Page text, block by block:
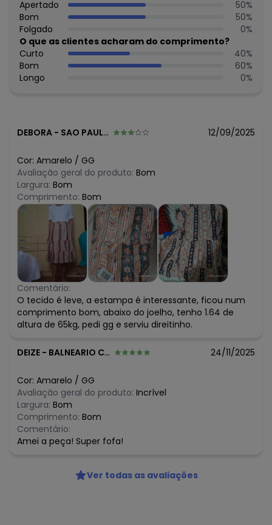
fevereiro/2026 R$ 42,99
Apertado
50%
Bom
50%
Folgado
0%
O que as clientes acharam do comprimento?
Curto
40%
Bom
60%
Longo
0%
DEBORA - SAO PAULO - SP 12/09/2025
Cor: Amarelo / GG
Avaliação geral do produto: Bom
Largura: Bom
Comprimento: Bom
Comentário:
O tecido é leve, a estampa é interessante, ficou num
comprimento bom, abaixo do joelho, tenho 1.64 de
altura de 65kg, pedi gg e serviu direitinho.
DEIZE - BALNEARIO CAMBORIU - SC 24/11/2025
Cor: Amarelo / GG
Avaliação geral do produto: Incrível
Largura: Bom
Comprimento: Bom
Comentário:
Amei a peça! Super fofa!
Ver todas as avaliações